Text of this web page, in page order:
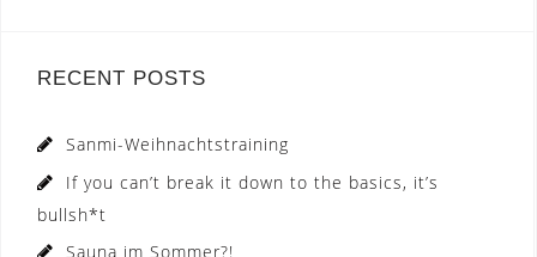
RECENT POSTS
Sanmi-Weihnachtstraining
If you can’t break it down to the basics, it’s
bullsh*t
Sauna im Sommer?!